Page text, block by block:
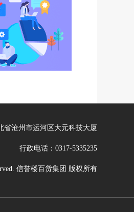
省沧州市运河区大元科技大厦
行政电话：0317-5335235
信誉楼百货集团 版权所有